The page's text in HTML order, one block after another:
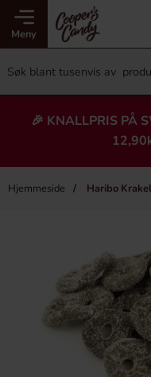
Meny
🎉 KNALLPRIS PÅ
Hjemmeside Haribo
-55%